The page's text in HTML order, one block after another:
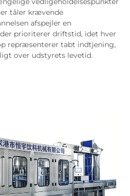
tåler krævende
afspejler en
prioriterer driftstid, idet hver
repræsenterer tabt indtjening,
over udstyrets levetid.